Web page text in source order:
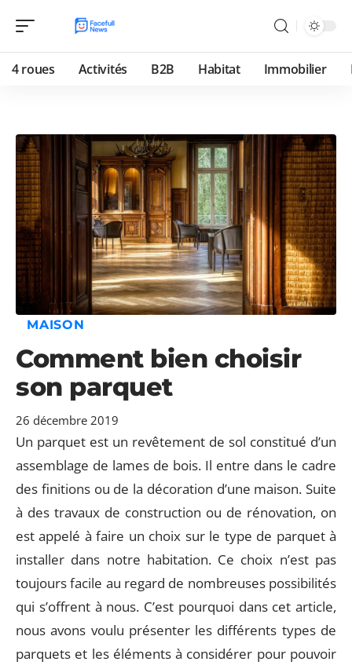
4 roues Activités B2B Habitat Immobilier
MAISON
Comment bien choisir
son parquet
26 décembre 2019
Un parquet est un revêtement de sol constitué d’un
assemblage de lames de bois. Il entre dans le cadre
des finitions ou de la décoration d’une maison. Suite
à des travaux de construction ou de rénovation, on
est appelé à faire un choix sur le type de parquet à
installer dans notre habitation. Ce choix n’est pas
toujours facile au regard de nombreuses possibilités
qui s’offrent à nous. C’est pourquoi dans cet article,
nous avons voulu présenter les différents types de
parquets et les éléments à considérer pour pouvoir